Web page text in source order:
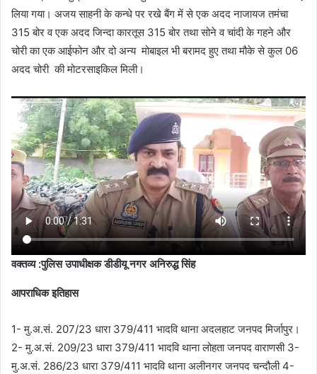
लिया गया। अजय साहनी के कन्धे पर रखे बैंग में से एक अदद नाजायज तमंचा
315 बोर व एक अदद जिन्दा कारतूस 315 बोर तथा सोने व चांदी के गहने और
चोरी का एक आईफोन और दो अन्य मोबाइल भी बरामद हुए तथा मौके से कुल 06
अदद चोरी की मोटरसाइकिल मिली।
वक्तव्य :पुलिस उपाधीक्षक डीडीयू नगर अनिरुद्ध सिंह
आपराधिक इतिहास
1- मु.अ.सं. 207/23 धारा 379/411 भादवि थाना अदलहाट जनपद मिर्जापुर।
2- मु.अ.सं. 209/23 धारा 379/411 भादवि थाना लोहता जनपद वाराणसी‌ 3-
मु.अ.सं. 286/23 धारा 379/411 भादवि थाना अलीनगर जनपद चन्दौली‌ 4-